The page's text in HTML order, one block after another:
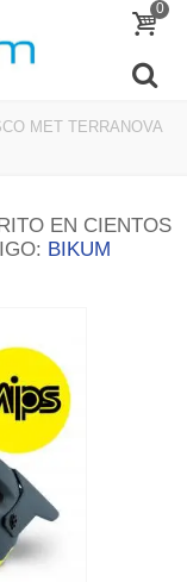
0
MET TERRANOVA
EN CIENTOS
BIKUM